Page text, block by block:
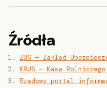
Źródła
ZUS — Zakład
KRUS — Kasa
Rządowy portal